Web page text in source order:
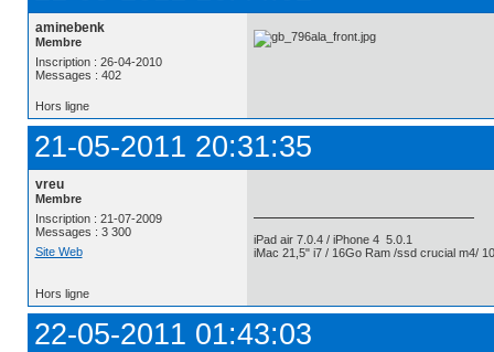
aminebenk
Membre
Inscription : 26-04-2010
Messages : 402
Hors ligne
21-05-2011 20:31:35
vreu
Membre
Inscription : 21-07-2009
Messages : 3 300
Site Web
iPad air 7.0.4 / iPhone 4 5.0.1
iMac 21,5" i7 / 16Go Ram /ssd crucial m4/
Hors ligne
22-05-2011 01:43:03